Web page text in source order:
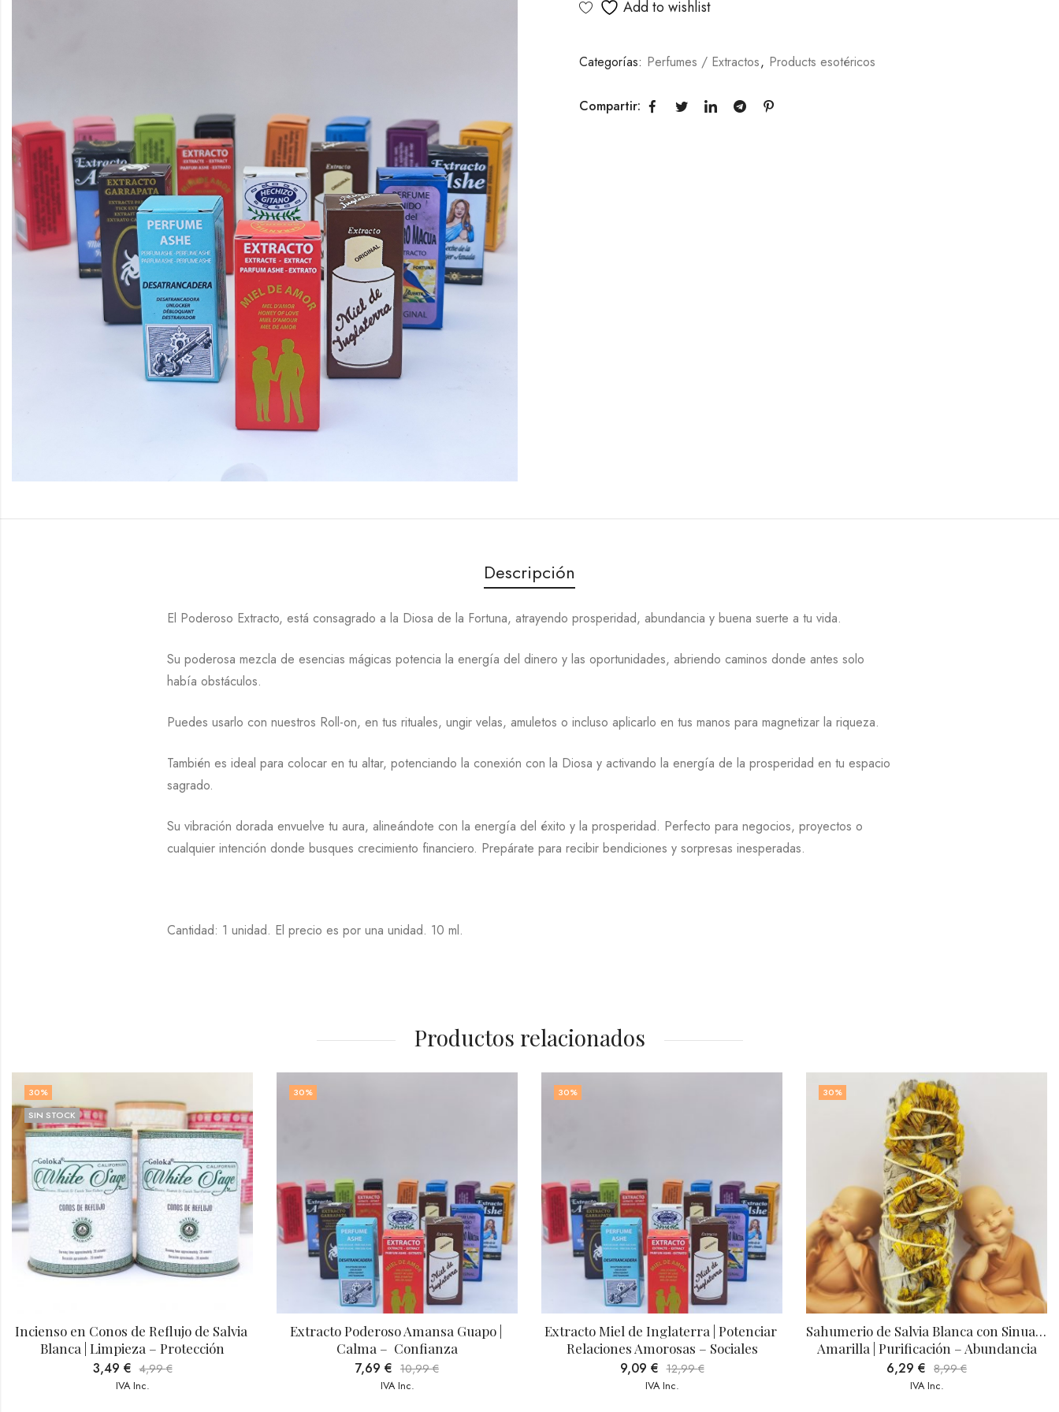
Add to wishlist
Categorías: Perfumes / Extractos, Products esotéricos
Compartir:
Descripción
El Poderoso Extracto, está consagrado a la Diosa de la Fortuna, atrayendo prosperidad, abundancia y buena suerte a tu vida.
Su poderosa mezcla de esencias mágicas potencia la energía del dinero y las oportunidades, abriendo caminos donde antes solo
había obstáculos.
Puedes usarlo con nuestros Roll-on, en tus rituales, ungir velas, amuletos o incluso aplicarlo en tus manos para magnetizar la riqueza.
También es ideal para colocar en tu altar, potenciando la conexión con la Diosa y activando la energía de la prosperidad en tu espacio
sagrado.
Su vibración dorada envuelve tu aura, alineándote con la energía del éxito y la prosperidad. Perfecto para negocios, proyectos o
cualquier intención donde busques crecimiento financiero. Prepárate para recibir bendiciones y sorpresas inesperadas.
Cantidad: 1 unidad. El precio es por una unidad. 10 ml.
Productos relacionados
STOCK
en Conos de Reflujo de Salvia
Blanca | Limpieza – Protección
€ 4,99 €
IVA Inc.
Extracto Poderoso Amansa Guapo |
Calma –  Confianza
€ 10,99 €
IVA Inc.
Extracto Miel de Inglaterra | Potenciar
Relaciones Amorosas – Sociales
€ 12,99 €
IVA Inc.
Sahumerio de Salvia Blanca con Sinuata
Amarilla | Purificación – Abundancia
€ 8,99 €
IVA Inc.